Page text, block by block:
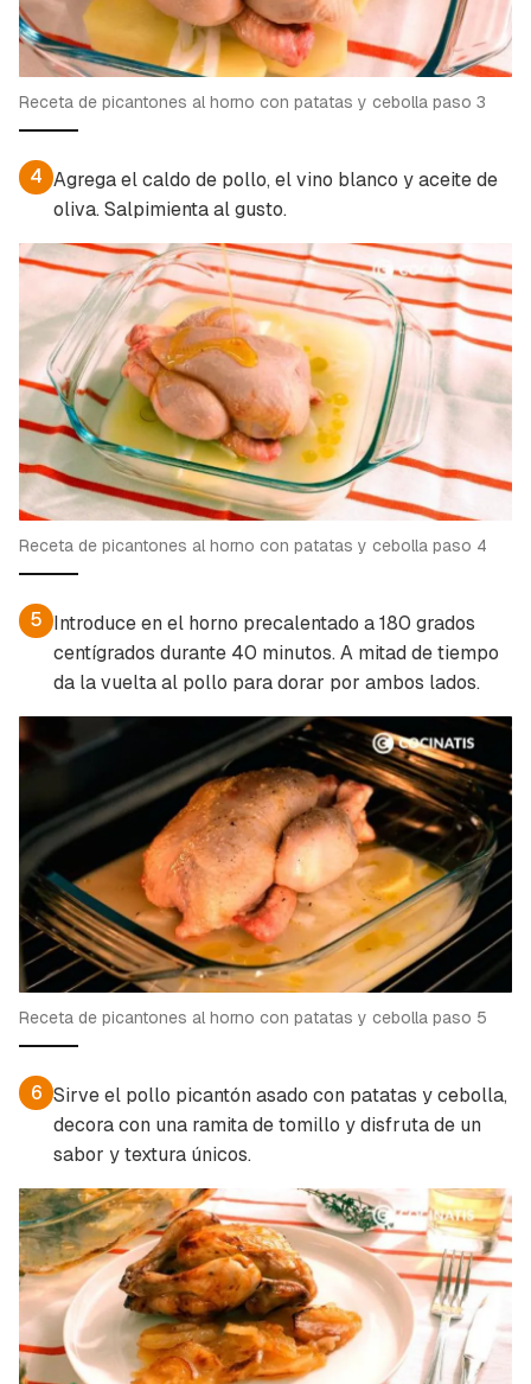
Receta de picantones al horno con patatas y cebolla paso 3
4 Agrega el caldo de pollo, el vino blanco y aceite de
oliva. Salpimienta al gusto.
Receta de picantones al horno con patatas y cebolla paso 4
5 Introduce en el horno precalentado a 180 grados
centígrados durante 40 minutos. A mitad de tiempo
da la vuelta al pollo para dorar por ambos lados.
Receta de picantones al horno con patatas y cebolla paso 5
6 Sirve el pollo picantón asado con patatas y cebolla,
decora con una ramita de tomillo y disfruta de un
sabor y textura únicos.